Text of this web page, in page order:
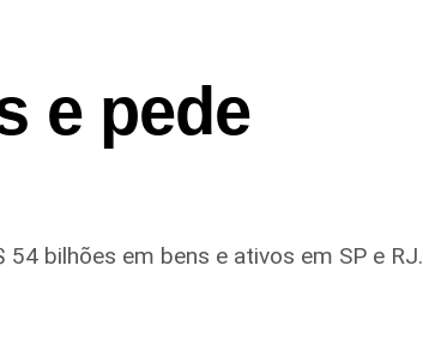
e pede
bilhões em bens e ativos em SP e RJ.